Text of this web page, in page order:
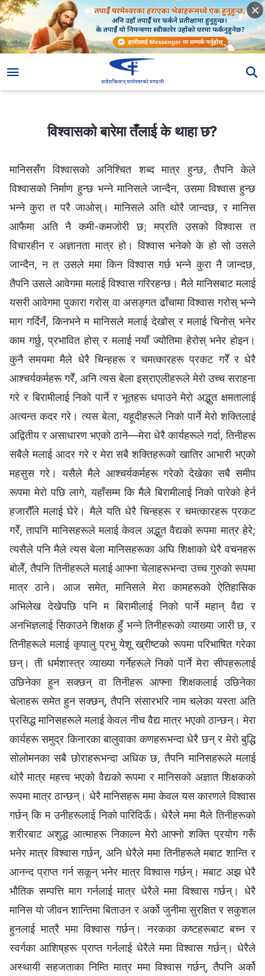
विश्‍वासको बारेमा तँलाई के थाहा छ?
मानिससँग विश्‍वासको अनिश्‍चित शब्द मात्र हुन्छ, तैपनि केले
विश्‍वासको निर्माण हुन्छ भन्‍ने मानिसले जान्दैन, उसमा विश्‍वास हुन्छ
भन्‍ने कुरा त परै जाओस्। मानिसले अति थोरै जान्दछ, र मानिस
आफैमा अति नै कमी-कमजोरी छ; मप्रति उसको विश्‍वास त
विचारहीन र अज्ञानता मात्र हो। विश्‍वास भनेको के हो सो उसले
जान्दैन, न त उसले ममा किन विश्‍वास गर्छ भन्‍ने कुरा नै जान्दछ,
तैपनि उसले आवेगमा मलाई विश्‍वास गरिरहन्छ। मैले मानिसबाट मलाई
यसरी आवेगमा पुकारा गरोस् वा असङ्गत ढाँचामा विश्‍वास गरोस् भन्‍ने
माग गर्दिनँ, किनभने म मानिसले मलाई देखोस् र मलाई चिनोस् भनेर
काम गर्छु, प्रभावित होस् र मलाई नयाँ ज्योतिमा हेरोस् भनेर होइन।
कुनै समयमा मैले धेरै चिन्हहरू र चमत्कारहरू प्रकट गरेँ र धेरै
आश्‍चर्यकर्महरू गरेँ, अनि त्यस बेला इस्राएलीहरूले मेरो उच्च सराहना
गरे र बिरामीलाई निको पार्ने र भूतहरू धपाउने मेरो अद्भुत क्षमतालाई
अत्यन्त कदर गरे। त्यस बेला, यहूदीहरूले निको पार्ने मेरो शक्तिलाई
अद्वितीय र असाधारण भएको ठाने—मेरा धेरै कार्यहरूले गर्दा, तिनीहरू
सबैले मलाई आदर गरे र मेरा सबै शक्तिहरूको खातिर आभारी भएको
महसुस गरे। यसैले मैले आश्‍चर्यकर्महरू गरेको देखेका सबै समीप
रूपमा मेरो पछि लागे, यहाँसम्‍म कि मैले बिरामीलाई निको पारेको हेर्न
हजारौँले मलाई घेरे। मैले यति धेरै चिन्हहरू र चमत्कारहरू प्रकट
गरेँ, तापनि मानिसहरूले मलाई केवल अद्भुत वैद्यको रूपमा मात्र हेरे;
त्यसैले पनि मैले त्यस बेला मानिसहरूका अघि शिक्षाको धेरै वचनहरू
बोलेँ, तैपनि तिनीहरूले मलाई आफ्ना चेलाहरूभन्दा उच्च गुरुको रूपमा
मात्र ठाने। आज समेत, मानिसले मेरा कामहरूको ऐतिहासिक
अभिलेख देखेपछि पनि म बिरामीलाई निको पार्ने महान्‌ वैद्य र
अनभिज्ञलाई सिकाउने शिक्षक हुँ भन्‍ने तिनीहरूको व्याख्या जारी छ, र
तिनीहरूले मलाई कृपालु प्रभु येशू ख्रीष्टको रूपमा परिभाषित गरेका
छन्। ती धर्मशास्‍त्र व्याख्या गर्नेहरूले निको पार्ने मेरा सीपहरूलाई
उछिनेका हुन सक्छन् वा तिनीहरू आफ्‍ना शिक्षकलाई उछिनेका
चेलाहरू समेत हुन सक्छन्, तैपनि संसारभरि नाम चलेका यस्ता अति
प्रसिद्ध मानिसहरूले मलाई केवल नीच वैद्य मात्र भएको ठान्छन्। मेरा
कार्यहरू समुद्र किनारका बालुवाका कणहरूभन्दा धेरै छन् र मेरो बुद्धि
सोलोमनका सबै छोराहरूभन्दा अधिक छ, तैपनि मानिसहरूले मलाई
थोरै मात्र महत्त्व भएको वैद्यको रूपमा र मानिसको अज्ञात शिक्षकको
रूपमा मात्र ठान्छन्। धेरै मानिसहरू ममा केवल यस कारणले विश्वास
गर्छन् कि म उनीहरूलाई निको पारिदिऊँ। धेरैले ममा मैले तिनीहरूको
शरीरबाट अशुद्ध आत्माहरू निकाल्न मेरो आफ्नो शक्ति प्रयोग गरूँ
भनेर मात्र विश्वास गर्छन्, अनि धेरैले ममा तिनीहरूले मबाट शान्ति र
आनन्द प्राप्‍त गर्न सकून्‌ भनेर मात्र विश्‍वास गर्छन्। मबाट अझ धेरै
भौतिक सम्पत्ति माग गर्नलाई मात्र धेरैले ममा विश्‍वास गर्छन्। धेरै
मानिस यो जीवन शान्तिमा बिताउन र अर्को जुनीमा सुरक्षित र सकुशल
हुनलाई मात्रै ममा विश्‍वास गर्छन्। नरकका कष्टहरूबाट बच्न र
स्वर्गका आशिष्‌हरू प्राप्‍त गर्नलाई धेरैले ममा विश्‍वास गर्छन्। धेरैले
अस्थायी सहजताका निम्ति मात्र ममा विश्‍वास गर्छन्, तैपनि अर्को